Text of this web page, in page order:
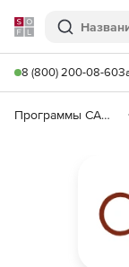
Softline
Поиск
8 (800) 200-08-60
Программы САПР и ГИС